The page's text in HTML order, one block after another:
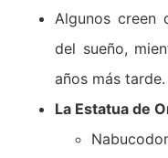
Algunos creen
del sueño,
años más tarde.
La Estatua de